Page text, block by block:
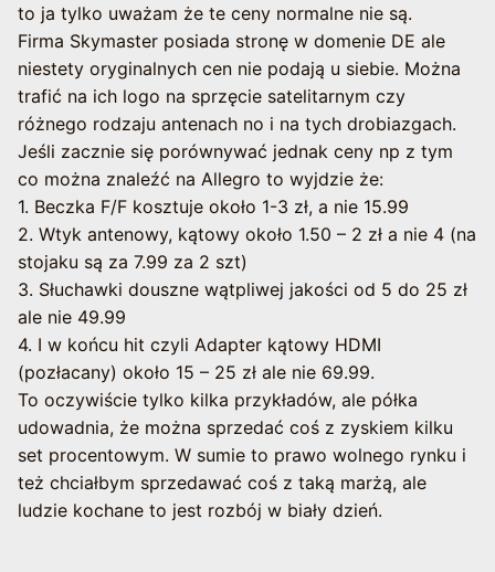
to ja tylko uważam że te ceny normalne nie są.
Firma Skymaster posiada stronę w domenie DE ale
niestety oryginalnych cen nie podają u siebie. Można
trafić na ich logo na sprzęcie satelitarnym czy
różnego rodzaju antenach no i na tych drobiazgach.
Jeśli zacznie się porównywać jednak ceny np z tym
co można znaleźć na Allegro to wyjdzie że:
1. Beczka F/F kosztuje około 1-3 zł, a nie 15.99
2. Wtyk antenowy, kątowy około 1.50 – 2 zł a nie 4 (na
stojaku są za 7.99 za 2 szt)
3. Słuchawki douszne wątpliwej jakości od 5 do 25 zł
ale nie 49.99
4. I w końcu hit czyli Adapter kątowy HDMI
(pozłacany) około 15 – 25 zł ale nie 69.99.
To oczywiście tylko kilka przykładów, ale półka
udowadnia, że można sprzedać coś z zyskiem kilku
set procentowym. W sumie to prawo wolnego rynku i
też chciałbym sprzedawać coś z taką marżą, ale
ludzie kochane to jest rozbój w biały dzień.